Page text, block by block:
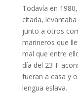
Todavía en
citada,
junto a otros
marineros que
mal que entre
día del 23-F
fueran a casa y
lengua eslava.